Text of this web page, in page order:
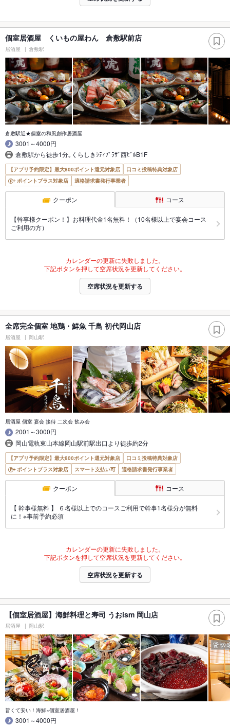
個室居酒屋 くいもの屋わん 倉敷駅前店
居酒屋 倉敷駅
倉敷駅近★個室の和風創作居酒屋
3001～4000円
倉敷駅から徒歩1分｡くらしきｼﾃｨﾌﾟﾗｻﾞ西ﾋﾞﾙB1F
【アプリ予約限定】最大800ポイント還元対象店
口コミ投稿特典対象店
ポイントプラス対象店
適格請求書発行事業者
クーポン コース
【幹事様クーポン！】お料理代金1名無料！（10名様以上で宴会コース
ご利用の方）
カレンダーの更新に失敗しました。
下記ボタンを押して空席状況を更新してください。
空席状況を更新する
全席完全個室 地鶏・鮮魚 千鳥 初代岡山店
居酒屋 岡山駅
居酒屋 個室 宴会 接待 二次会 飲み会
2001～3000円
岡山電軌東山本線岡山駅前駅出口より徒歩約2分
【アプリ予約限定】最大800ポイント還元対象店
口コミ投稿特典対象店
ポイントプラス対象店
スマート支払い可 適格請求書発行事業者
クーポン コース
【 幹事様無料 】 ６名様以上でのコースご利用で幹事1名様分が無料
に！※事前予約必須
カレンダーの更新に失敗しました。
下記ボタンを押して空席状況を更新してください。
空席状況を更新する
【個室居酒屋】海鮮料理と寿司 うおism 岡山店
居酒屋 岡山駅
旨くて安い！海鮮×個室居酒屋！
3001～4000円